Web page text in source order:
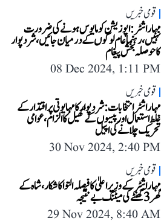
قومی خبریں
مہاراشٹر: اپوزیشن کو مایوس ہونے کی ضرورت
نہیں، رہنما عام لوگوں کے درمیان جائیں، شرد پوار
کا حوصلہ بخش پیغام
08 Dec 2024, 1:11 PM
قومی خبریں
مہاراشٹر انتخابات: شرد پوار کا مہایوتی پر اقتدار کے
غلط استعمال اور پیسوں کے کھیل کا الزام، عوامی
تحریک چلانے کی اپیل
30 Nov 2024, 2:40 PM
قومی خبریں
مہاراشٹر کے وزیر اعلیٰ کا فیصلہ التوا کا شکار، شاہ کے
گھر 3 گھنٹے کی میٹنگ بے نتیجہ
29 Nov 2024, 8:40 AM